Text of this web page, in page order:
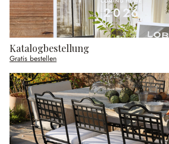
Katalogbestellung
Gratis bestellen